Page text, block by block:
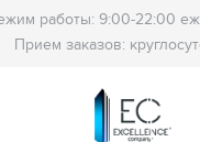
работы: 9:00-22:00
Прием заказов: